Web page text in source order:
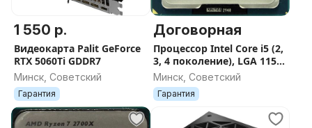
1 550 р.
Видеокарта Palit GeForce
RTX 5060Ti GDDR7
Минск, Советский
Гарантия
Договорная
Процессор Intel Core i5 (2,
3, 4 поколение), LGA 1155,
1150
Минск, Советский
Гарантия